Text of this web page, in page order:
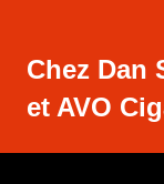
Chez Dan
et AVO